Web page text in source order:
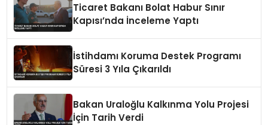
Ticaret Bakanı Bolat Habur Sınır
Kapısı’nda İnceleme Yaptı
İstihdamı Koruma Destek Programı
Süresi 3 Yıla Çıkarıldı
Bakan Uraloğlu Kalkınma Yolu Projesi
İçin Tarih Verdi